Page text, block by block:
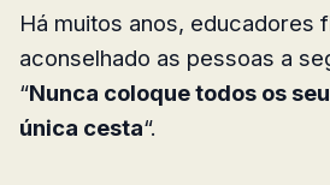
Há muitos anos, educadores
aconselhado as pessoas a
“Nunca coloque todos os
única cesta“.